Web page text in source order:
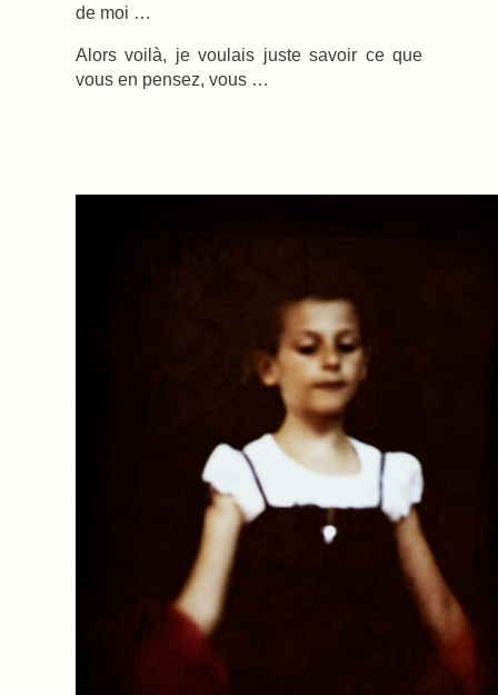
de moi …
Alors voilà, je voulais juste savoir ce que
vous en pensez, vous …